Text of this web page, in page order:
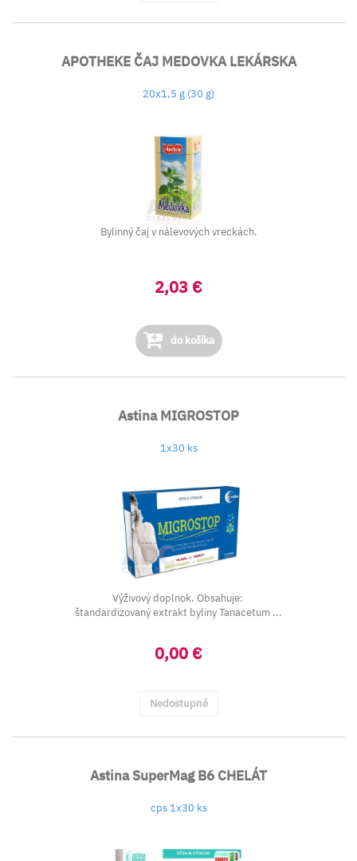
APOTHEKE ČAJ MEDOVKA LEKÁRSKA
20x1,5 g (30 g)
Bylinný čaj v nálevových vreckách.
2,03 €
do košíka
Astina MIGROSTOP
1x30 ks
Výživový doplnok. Obsahuje:
štandardizovaný extrakt byliny Tanacetum ...
0,00 €
Nedostupné
Astina SuperMag B6 CHELÁT
cps 1x30 ks